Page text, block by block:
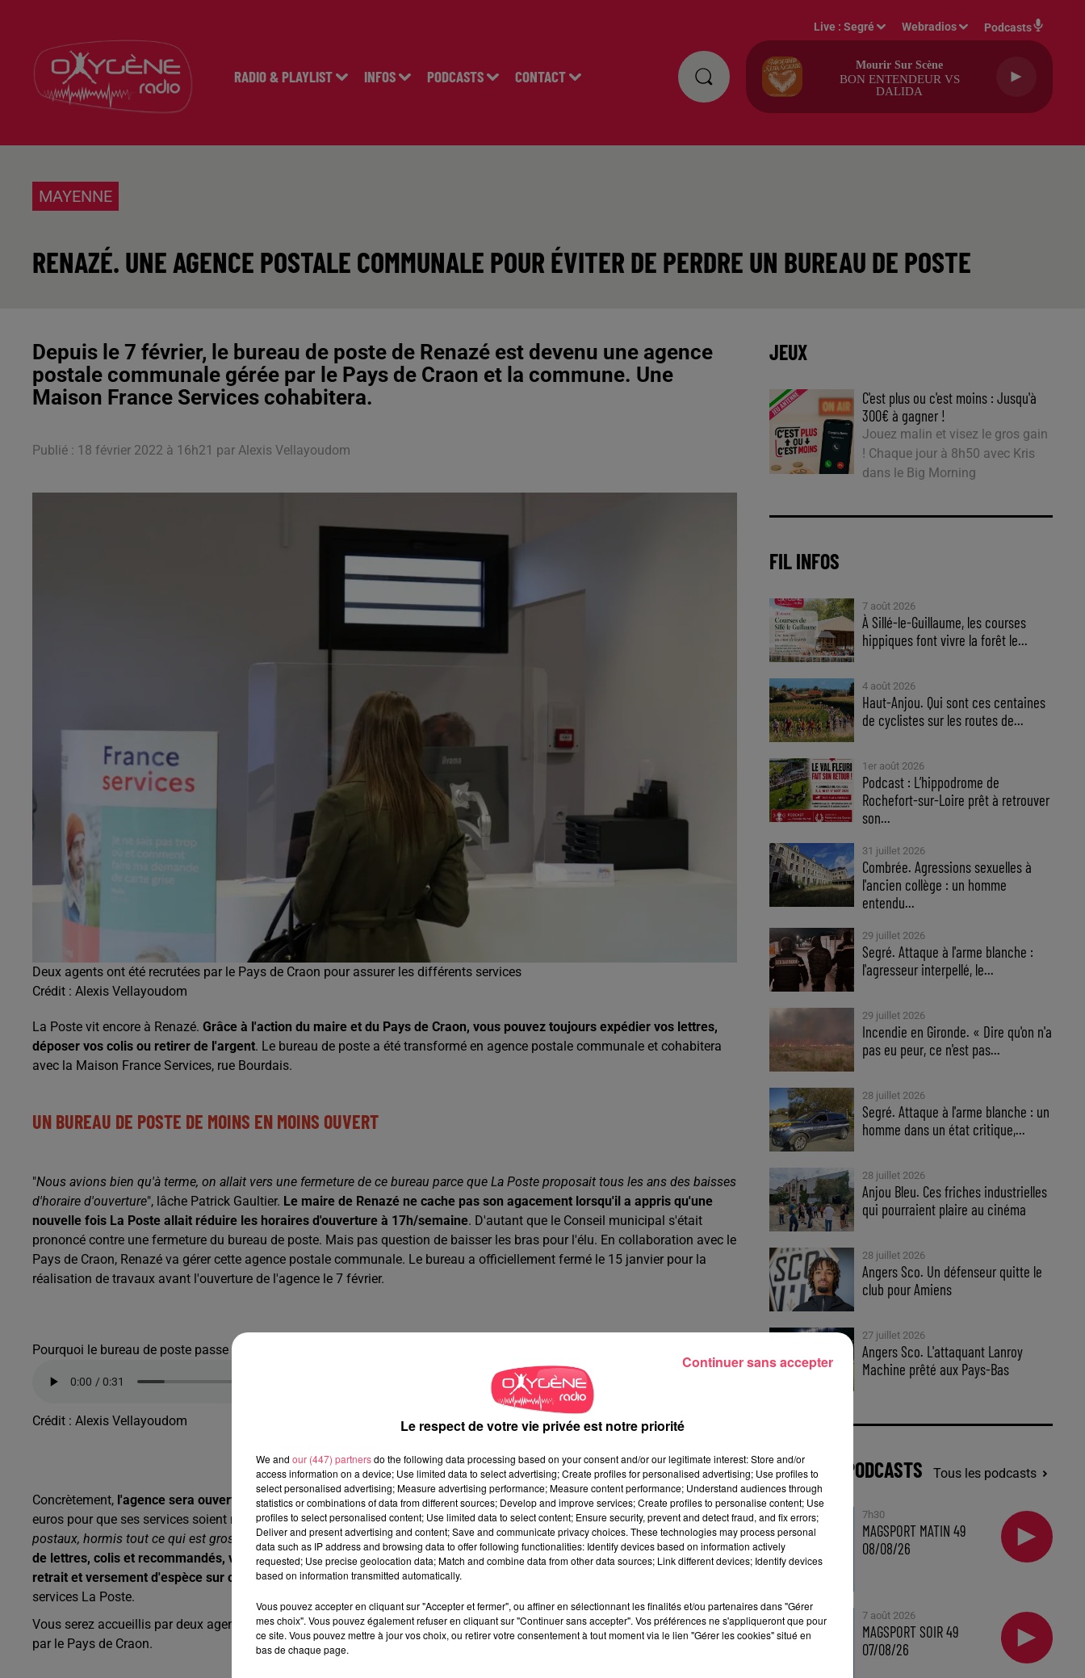
RADIO & PLAYLIST INFOS PODCASTS CONTACT
Live :Segré Webradios Podcasts
Mourir Sur Scène
BON ENTENDEUR VS
DALIDA
MAYENNE
RENAZÉ. UNE AGENCE POSTALE COMMUNALE POUR ÉVITER DE PERDRE UN BUREAU DE POSTE
Depuis le 7 février, le bureau de poste de Renazé est devenu une agence
postale communale gérée par le Pays de Craon et la commune. Une
Maison France Services cohabitera.
Publié : 18 février 2022 à 16h21 par Alexis Vellayoudom
Deux agents ont été recrutées par le Pays de Craon pour assurer les différents services
Crédit : Alexis Vellayoudom
La Poste vit encore à Renazé. Grâce à l'action du maire et du Pays de Craon, vous pouvez toujours expédier vos lettres,
déposer vos colis ou retirer de l'argent. Le bureau de poste a été transformé en agence postale communale et cohabitera
avec la Maison France Services, rue Bourdais.
UN BUREAU DE POSTE DE MOINS EN MOINS OUVERT
"Nous avions bien qu'à terme, on allait vers une fermeture de ce bureau parce que La Poste proposait tous les ans des baisses
d'horaire d'ouverture", lâche Patrick Gaultier. Le maire de Renazé ne cache pas son agacement lorsqu'il a appris qu'une
nouvelle fois La Poste allait réduire les horaires d'ouverture à 17h/semaine. D'autant que le Conseil municipal s'était
prononcé contre une fermeture du bureau de poste. Mais pas question de baisser les bras pour l'élu. En collaboration avec le
Pays de Craon, Renazé va gérer cette agence postale communale. Le bureau a officiellement fermé le 15 janvier pour la
réalisation de travaux avant l'ouverture de l'agence le 7 février.
Pourquoi le bureau de poste passe en agence postale communale
Crédit : Alexis Vellayoudom
Concrètement, l'agence sera ouverte 24h/semaine, 5j/7, 52 semaines. La Poste verse une indemnité mensuelle de 1 046
euros pour que ses services soient maintenus, mais assurés par les deux collectivités, "on pourra y trouver tous les services
postaux, hormis tout ce qui est grosse opération financière", explique le maire. Comprenez,affranchissement et expédition
de lettres, colis et recommandés, vente enveloppe et emballages prêt-à-envoyer, retrait et dépôt des envois postaux,
retrait et versement d'espèce sur compte courant(500 euros maximum par semaine) et consultation via une tablette des
services La Poste.
Vous serez accueillis par deux agents, Angéline Hoisnard et Blandine Geslot, toutes les deux en reconversion et employées
par le Pays de Craon.
JEUX
C'est plus ou c'est moins : Jusqu'à
300€ à gagner !
Jouez malin et visez le gros gain
! Chaque jour à 8h50 avec Kris
dans le Big Morning
FIL INFOS
7 août 2026
À Sillé-le-Guillaume, les courses
hippiques font vivre la forêt le...
4 août 2026
Haut-Anjou. Qui sont ces centaines
de cyclistes sur les routes de...
1er août 2026
Podcast : L’hippodrome de
Rochefort-sur-Loire prêt à retrouver
son...
31 juillet 2026
Combrée. Agressions sexuelles à
l'ancien collège : un homme
entendu...
29 juillet 2026
Segré. Attaque à l'arme blanche :
l'agresseur interpellé, le...
29 juillet 2026
Incendie en Gironde. « Dire qu'on n'a
pas eu peur, ce n'est pas...
28 juillet 2026
Segré. Attaque à l'arme blanche : un
homme dans un état critique,...
28 juillet 2026
Anjou Bleu. Ces friches industrielles
qui pourraient plaire au cinéma
28 juillet 2026
Angers Sco. Un défenseur quitte le
club pour Amiens
27 juillet 2026
Angers Sco. L'attaquant Lanroy
Machine prêté aux Pays-Bas
DERNIERS PODCASTS Tous les podcasts
7h30
MAGSPORT MATIN 49
08/08/26
7 août 2026
MAGSPORT SOIR 49
07/08/26
Le respect de votre vie privée est notre priorité
We and our (447) partnersdo the following data processing based on your consent and/or our legitimate interest: Store and/or
access information on a device; Use limited data to select advertising; Create profiles for personalised advertising; Use profiles to
select personalised advertising; Measure advertising performance; Measure content performance; Understand audiences through
statistics or combinations of data from different sources; Develop and improve services; Create profiles to personalise content; Use
profiles to select personalised content; Use limited data to select content; Ensure security, prevent and detect fraud, and fix errors;
Deliver and present advertising and content; Save and communicate privacy choices. These technologies may process personal
data such as IP address and browsing data to offer following functionalities: Identify devices based on information actively
requested; Use precise geolocation data; Match and combine data from other data sources; Link different devices; Identify devices
based on information transmitted automatically.
Vous pouvez accepter en cliquant sur "Accepter et fermer", ou affiner en sélectionnant les finalités et/ou partenaires dans "Gérer
mes choix". Vous pouvez également refuser en cliquant sur "Continuer sans accepter". Vos préférences ne s'appliqueront que pour
ce site. Vous pouvez mettre à jour vos choix, ou retirer votre consentement à tout moment via le lien "Gérer les cookies" situé en
bas de chaque page.
Continuer sans accepter